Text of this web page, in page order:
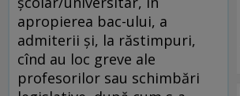
apropierea bac-ului, a
admiterii şi, la răstimpuri,
cînd au loc greve ale
profesorilor sau schimbări